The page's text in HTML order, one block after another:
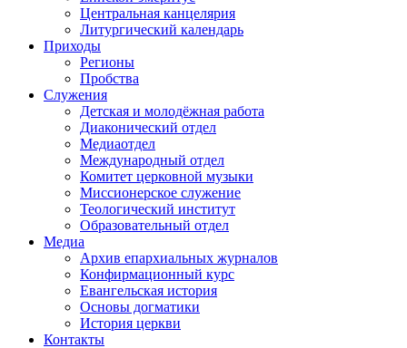
Центральная канцелярия
Литургический календарь
Приходы
Регионы
Пробства
Служения
Детская и молодёжная работа
Диаконический отдел
Медиаотдел
Международный отдел
Комитет церковной музыки
Миссионерское служение
Теологический институт
Образовательный отдел
Медиа
Архив епархиальных журналов
Конфирмационный курс
Евангельская история
Основы догматики
История церкви
Контакты